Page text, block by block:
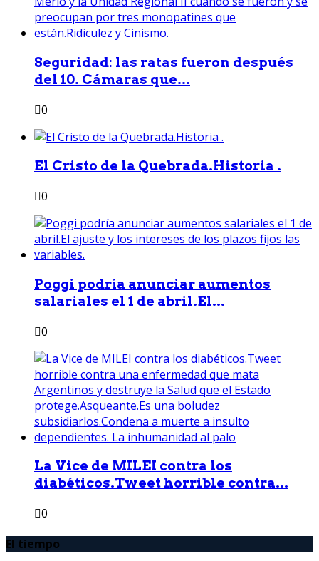
Seguridad: las ratas fueron después
del 10. Cámaras que...
0
El Cristo de la Quebrada.Historia .
0
Poggi podría anunciar aumentos
salariales el 1 de abril.El...
0
La Vice de MILEI contra los
diabéticos.Tweet horrible contra...
0
El tiempo